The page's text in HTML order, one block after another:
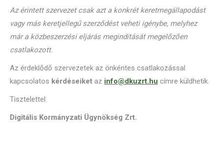
Az érintett szervezet csak azt a konkrét keretmegállapodást
vagy más keretjellegű szerződést veheti igénybe, melyhez
már a közbeszerzési eljárás megindítását megelőzően
csatlakozott.
Az érdeklődő szervezetek az önkéntes csatlakozással
kapcsolatos kérdéseiket az info@dkuzrt.hu címre küldhetik.
Tisztelettel:
Digitális Kormányzati Ügynökség Zrt.